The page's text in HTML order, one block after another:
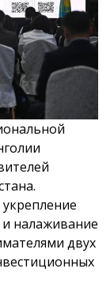
и налаживание
двух